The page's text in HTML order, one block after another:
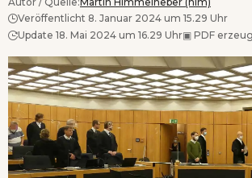
Veröffentlicht 8. Januar 2024 um 15.29 Uhr
Update 18. Mai 2024 um 16.29 Uhr▣ PDF